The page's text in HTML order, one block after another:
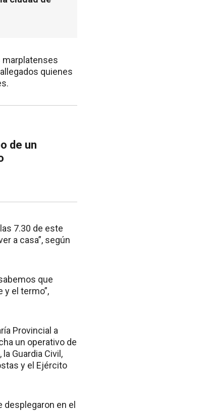
marplatenses
quienes
de un
7.30 de este
a casa”, según
que
y el termo”,
Provincial a
un operativo de
Guardia Civil,
y el Ejército
en el